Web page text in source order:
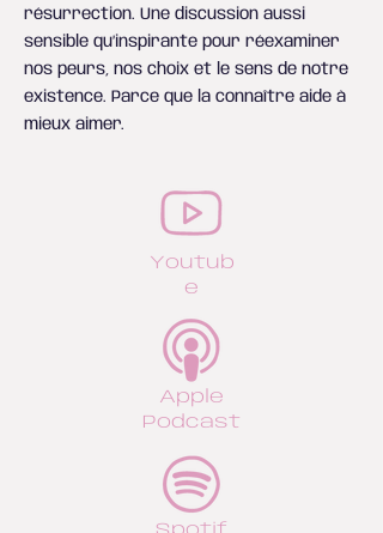
résurrection. Une discussion aussi
sensible qu’inspirante pour réexaminer
nos peurs, nos choix et le sens de notre
existence. Parce que la connaître aide à
mieux aimer.
Youtub
e
Apple
Podcast